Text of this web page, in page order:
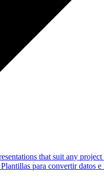
that suit any project
Plantillas para convertir datos